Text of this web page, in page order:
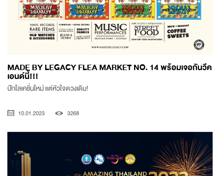
MADE BY LEGACY FLEA MARKET NO. 14 พร้อมเจอกันวีค
เอนด์นี้!!!
ปักโลเคชั่นใหม่ แต่หัวใจดวงเดิม!
10.01.2023 3268